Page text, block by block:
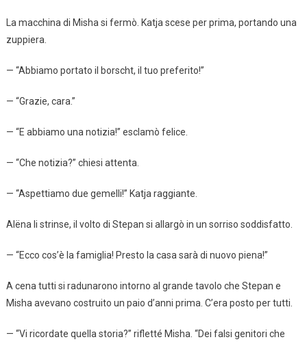
La macchina di Misha si fermò. Katja scese per prima, portando una
zuppiera.
— “Abbiamo portato il borscht, il tuo preferito!”
— “Grazie, cara.”
— “E abbiamo una notizia!” esclamò felice.
— “Che notizia?” chiesi attenta.
— “Aspettiamo due gemelli!” Katja raggiante.
Alëna li strinse, il volto di Stepan si allargò in un sorriso soddisfatto.
— “Ecco cos’è la famiglia! Presto la casa sarà di nuovo piena!”
A cena tutti si radunarono intorno al grande tavolo che Stepan e
Misha avevano costruito un paio d’anni prima. C’era posto per tutti.
— “Vi ricordate quella storia?” rifletté Misha. “Dei falsi genitori che